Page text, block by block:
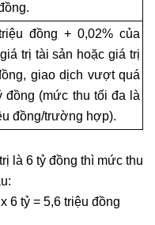
đồng + 0,02% của
trị tài sản hoặc giá trị
giao dịch vượt quá
đồng (mức thu tối đa là
đồng/trường hợp).
là 6 tỷ đồng thì mức thu
6 tỷ = 5,6 triệu đồng